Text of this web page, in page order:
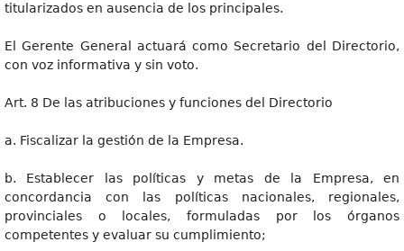
titularizados en ausencia de los principales.
El Gerente General actuará como Secretario del Directorio,
con voz informativa y sin voto.
Art. 8 De las atribuciones y funciones del Directorio
a. Fiscalizar la gestión de la Empresa.
b. Establecer las políticas y metas de la Empresa, en
concordancia con las políticas nacionales, regionales,
provinciales o locales, formuladas por los órganos
competentes y evaluar su cumplimiento;